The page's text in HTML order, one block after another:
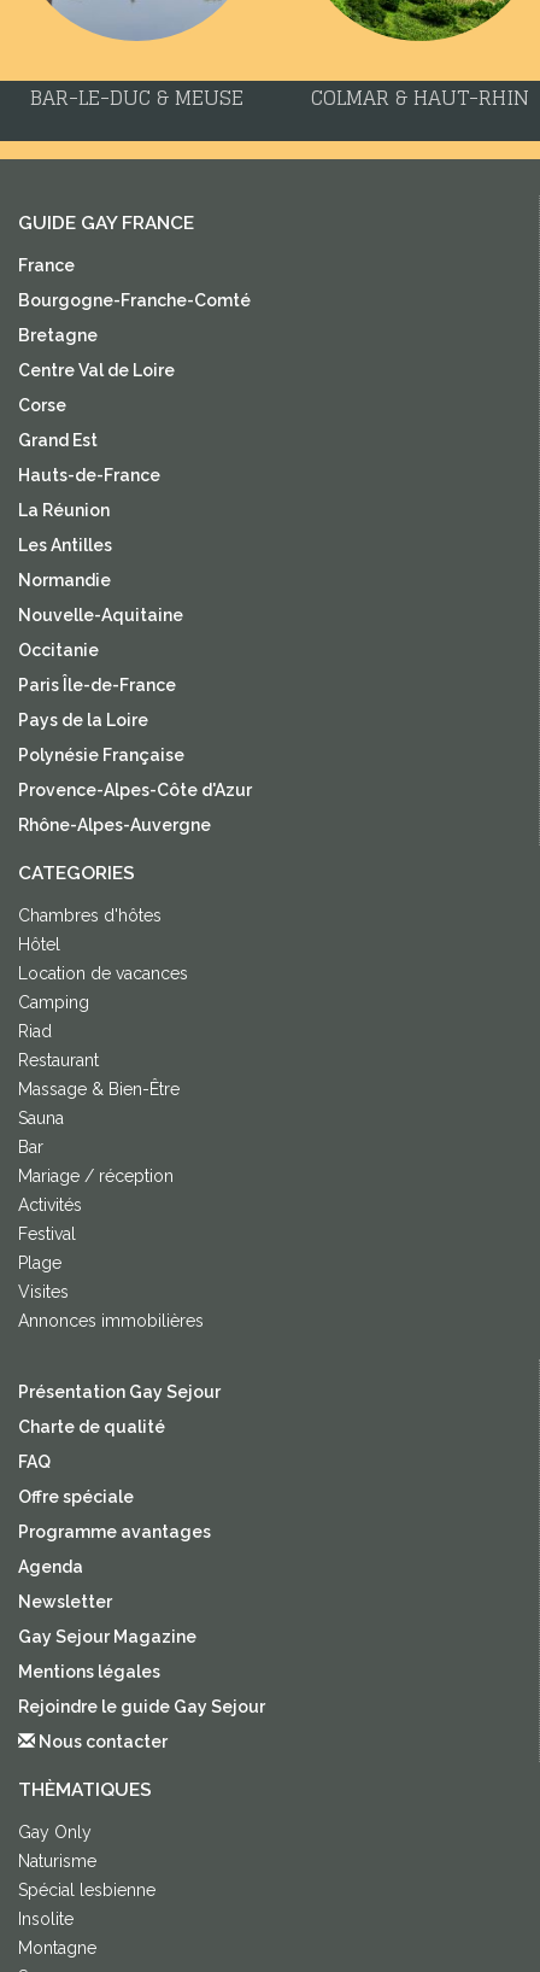
BAR-LE-DUC & MEUSE COLMAR & HAUT-RHIN
GUIDE GAY FRANCE
France
Bourgogne-Franche-Comté
Bretagne
Centre Val de Loire
Corse
Grand Est
Hauts-de-France
La Réunion
Les Antilles
Normandie
Nouvelle-Aquitaine
Occitanie
Paris Île-de-France
Pays de la Loire
Polynésie Française
Provence-Alpes-Côte d'Azur
Rhône-Alpes-Auvergne
CATEGORIES
Chambres d'hôtes
Hôtel
Location de vacances
Camping
Riad
Restaurant
Massage & Bien-Être
Sauna
Bar
Mariage / réception
Activités
Festival
Plage
Visites
Annonces immobilières
Présentation Gay Sejour
Charte de qualité
FAQ
Offre spéciale
Programme avantages
Agenda
Newsletter
Gay Sejour Magazine
Mentions légales
Rejoindre le guide Gay Sejour
Nous contacter
THÈMATIQUES
Gay Only
Naturisme
Spécial lesbienne
Insolite
Montagne